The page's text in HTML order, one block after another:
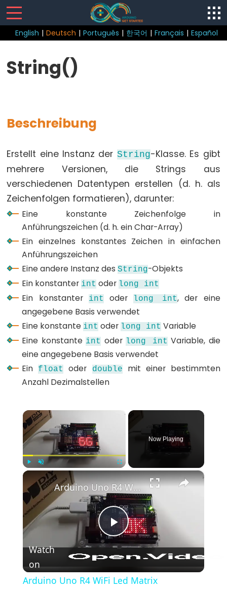
English | Deutsch | Português | 한국어 | Français | Español
Structure
break
continue
do...while
else
for
goto
if
return
switch...case
while
Further
Syntax
(Kommentarblock)
(Geschweifte
Klammern)
#define
(define)
#include
(include)
(Einzeiliger
String()
Beschreibung
Erstellt eine Instanz der String-Klasse. Es gibt
mehrere Versionen, die Strings aus
verschiedenen Datentypen erstellen (d. h. als
Zeichenfolgen formatieren), darunter:
Eine konstante Zeichenfolge in
Anführungszeichen (d. h. ein Char-Array)
Ein einzelnes konstantes Zeichen in einfachen
Anführungszeichen
Eine andere Instanz desString-Objekts
Ein konstanterint oderlong int
Ein konstanter intoderlong int, der eine
angegebene Basis verwendet
Eine konstanteint oderlong int Variable
Eine konstanteint oderlong intVariable, die
eine angegebene Basis verwendet
Einfloat oder doublemit einer bestimmten
Anzahl Dezimalstellen
Unmute
Now Playing
×
Play
Arduino Uno R4 WiFi Led Matrix
Watch
on
Arduino Uno R4 WiFi Led Matrix